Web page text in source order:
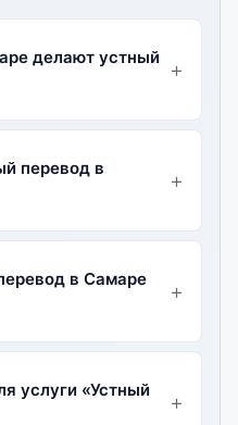
делают устный
перевод в
в Самаре
услуги «Устный